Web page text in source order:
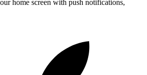
home screen with push notifications,